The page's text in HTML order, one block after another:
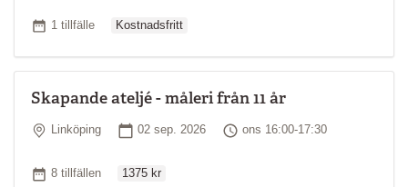
Antal tillfällen
1 tillfälle Kostnadsfritt
Skapande ateljé - måleri från 11 år
Plats
Linköping Startdatum
02 sep. 2026 Tid
ons 16:00-17:30
Antal tillfällen
8 tillfällen 1375 kr